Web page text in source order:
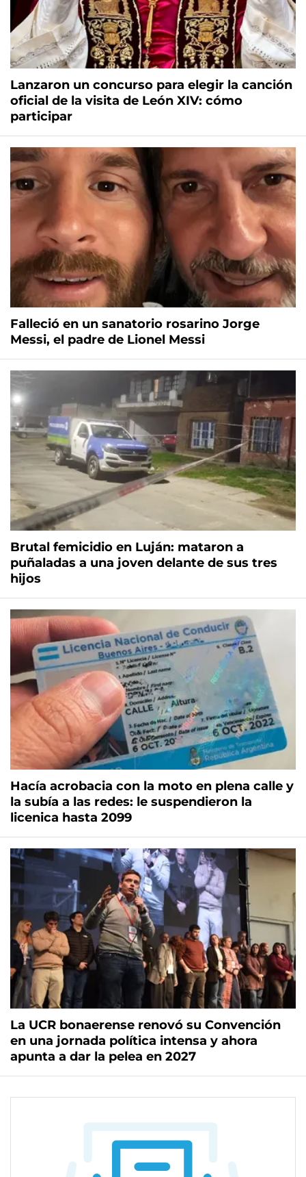
Lanzaron un concurso para elegir la canción
oficial de la visita de León XIV: cómo
participar
Falleció en un sanatorio rosarino Jorge
Messi, el padre de Lionel Messi
Brutal femicidio en Luján: mataron a
puñaladas a una joven delante de sus tres
hijos
Hacía acrobacia con la moto en plena calle y
la subía a las redes: le suspendieron la
licenica hasta 2099
La UCR bonaerense renovó su Convención
en una jornada política intensa y ahora
apunta a dar la pelea en 2027